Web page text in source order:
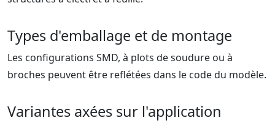
Types d'emballage et de montage
Les configurations SMD, à plots de soudure ou à
broches peuvent être reflétées dans le code du modèle.
Variantes axées sur l'application